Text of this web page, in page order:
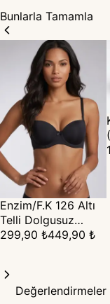
Bunlarla Tamamla
Enzim/F.K 126 Altı
Telli Dolgusuz
Straplez Sütyen –
299,90 ₺449,90 ₺
Değerlendirmeler